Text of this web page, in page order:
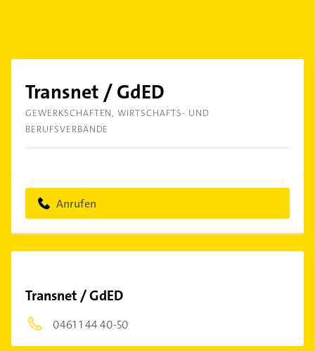
Transnet / GdED
GEWERKSCHAFTEN
WIRTSCHAFTS- UND
BERUFSVERBÄNDE
Anrufen
Transnet / GdED
0461 1 44 40-50